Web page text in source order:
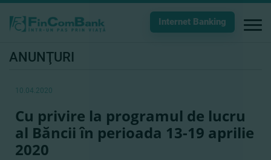
Internet Banking
ANUNŢURI
10.04.2020
Cu privire la programul de lucru
al Băncii în perioada 13-19 aprilie
2020